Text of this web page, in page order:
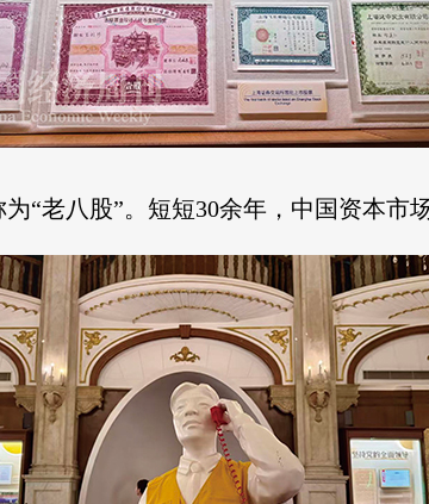
“老八股”。短短30余年，中国资本市